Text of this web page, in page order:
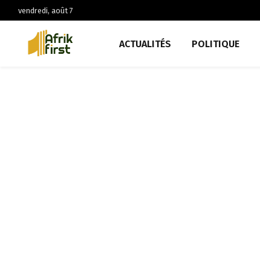
vendredi, août 7
ACTUALITÉS POLITIQUE